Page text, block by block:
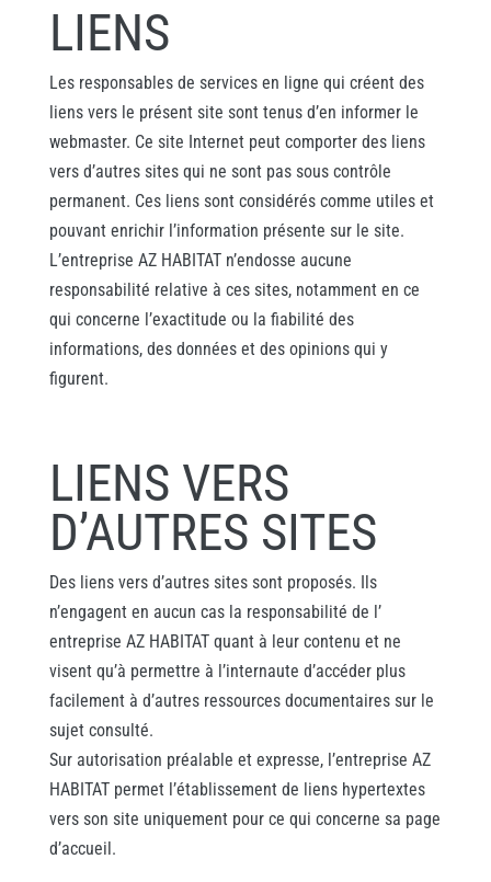
LIENS
Les responsables de services en ligne qui créent des
liens vers le présent site sont tenus d’en informer le
webmaster. Ce site Internet peut comporter des liens
vers d’autres sites qui ne sont pas sous contrôle
permanent. Ces liens sont considérés comme utiles et
pouvant enrichir l’information présente sur le site.
L’entreprise AZ HABITAT n’endosse aucune
responsabilité relative à ces sites, notamment en ce
qui concerne l’exactitude ou la fiabilité des
informations, des données et des opinions qui y
figurent.
LIENS VERS
D’AUTRES SITES
Des liens vers d’autres sites sont proposés. Ils
n’engagent en aucun cas la responsabilité de l’
entreprise AZ HABITAT quant à leur contenu et ne
visent qu’à permettre à l’internaute d’accéder plus
facilement à d’autres ressources documentaires sur le
sujet consulté.
Sur autorisation préalable et expresse, l’entreprise AZ
HABITAT permet l’établissement de liens hypertextes
vers son site uniquement pour ce qui concerne sa page
d’accueil.